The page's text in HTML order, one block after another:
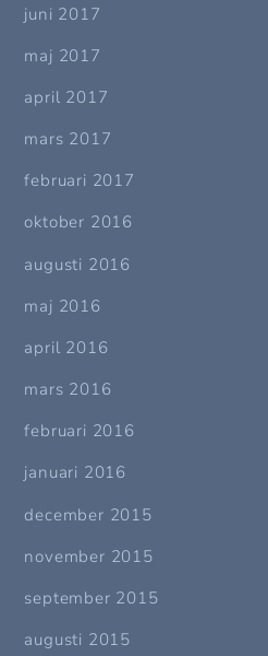
juni 2017
maj 2017
april 2017
mars 2017
februari 2017
oktober 2016
augusti 2016
maj 2016
april 2016
mars 2016
februari 2016
januari 2016
december 2015
november 2015
september 2015
augusti 2015